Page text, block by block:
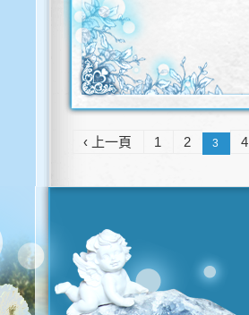
‹ 上一頁 1 2 3 4